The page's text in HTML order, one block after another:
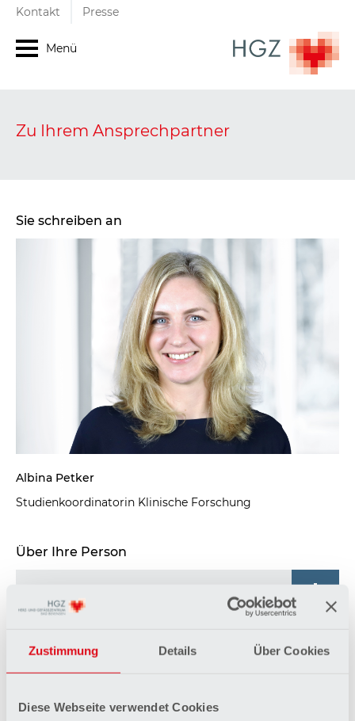
Zustimmung Details Über Cookies
Diese Webseite verwendet Cookies
Kontakt Presse
Menü
Zu Ihrem Ansprechpartner
Sie schreiben an
Albina Petker
Studienkoordinatorin Klinische Forschung
Über Ihre Person
Vorname*